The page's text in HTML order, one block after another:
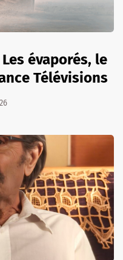
évaporés, le
Télévisions